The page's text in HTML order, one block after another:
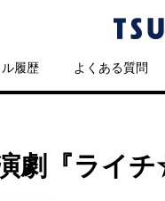
履歴 よくある質問
演劇『ライ